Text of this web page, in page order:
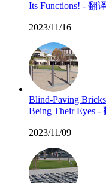
Its Functions! - 翻
2023/11/16
Blind-Paving
Being Their Eyes -
2023/11/09